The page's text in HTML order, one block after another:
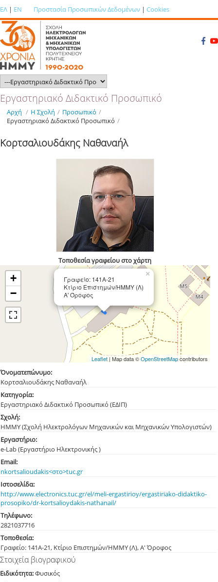
ΕΛ | EN Προστασία Προσωπικών Δεδομένων | Cookies
Εργαστηριακό Διδακτικό Προσωπικό
Αρχή / Η Σχολή / Προσωπικό /
Εργαστηριακό Διδακτικό Προσωπικό /
Κορτσαλιουδάκης Ναθαναήλ
Τοποθεσία γραφείου στο χάρτη
Γραφείο: 141Α-21
Κτίριο Επιστημών/ΗΜΜΥ (Λ)
Α' Όροφος
×
+
−
Leaflet| Map data ©OpenStreetMapcontributors
Όνοματεπώνυμο:
Κορτσαλιουδάκης Ναθαναήλ
Κατηγορία:
Εργαστηριακό Διδακτικό Προσωπικό (ΕΔΙΠ)
Σχολή:
ΗΜΜΥ (Σχολή Ηλεκτρολόγων Μηχανικών και Μηχανικών Υπολογιστών)
Εργαστήριο:
e-Lab (Εργαστήριο Ηλεκτρονικής )
Email:
nkortsalioudakis<στο>tuc.gr
Ιστοσελίδα:
http://www.electronics.tuc.gr/el/meli-ergastirioy/ergastiriako-didaktiko-
prosopiko/dr-kortsalioydakis-nathanail/
Τηλέφωνο:
2821037716
Τοποθεσία:
Γραφείο: 141Α-21, Κτίριο Επιστημών/ΗΜΜΥ (Λ), Α' Όροφος
Στοιχεία βιογραφικού
Ειδικότητα:Φυσικός